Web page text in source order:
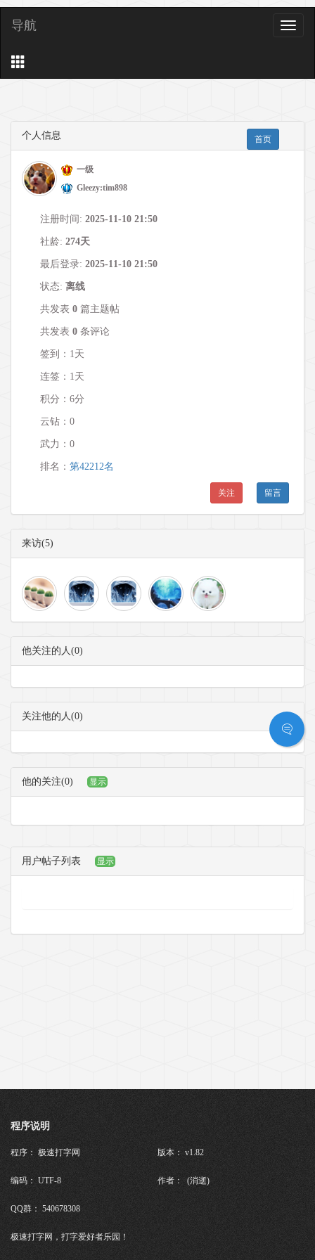
导
导航
个人信息 首页
一级
Gleezy:tim898
注册时间: 2025-11-10 21:50
社龄: 274天
最后登录: 2025-11-10 21:50
状态: 离线
共发表 0 篇主题帖
共发表 0 条评论
签到：1天
连签：1天
积分：6分
云钻：0
武力： 0
排名： 第42212名
留言
关注
来访(5)
他关注的人(0)
关注他的人(0)
他的关注(0) 显示
用户帖子列表 显示
程序说明
程序： 极速打字网 版本： v1.82
编码： UTF-8 作者： (消逝)
QQ群： 540678308
极速打字网，打字爱好者乐园！